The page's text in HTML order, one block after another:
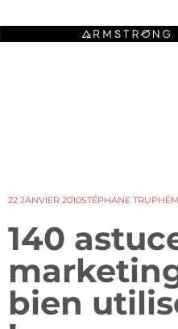
22 JANVIER 2010STÉPHANE
140
bien